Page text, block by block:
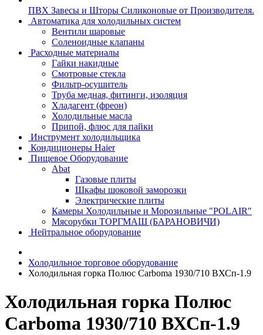
ПВХ Завесы и Шторы Силиконовые от Производителя.
Автоматика для холодильных систем
Вентили шаровые
Соленоидные клапаны
Расходные материалы
Гайки накидные
Смотровые стекла
Фильтр-осушитель
Труба медная, фитинги, изоляция
Хладагент (фреон)
Холодильные масла
Припой, флюс для пайки
Инструмент холодильщика
Кондиционеры Haier
Пищевое Оборудование
Abat
Газовые плиты
Шкафы шоковой заморозки
Электрические плиты
Камеры Холодильные и Морозильные "POLAIR"
Мясорубки ТОРГМАШ (БАРАНОВИЧИ)
Нейтральное оборудование
Холодильное торговое оборудование
Холодильная горка Полюс Carboma 1930/710 ВХСп-1.9
Холодильная горка Полюс
Carboma 1930/710 ВХСп-1.9